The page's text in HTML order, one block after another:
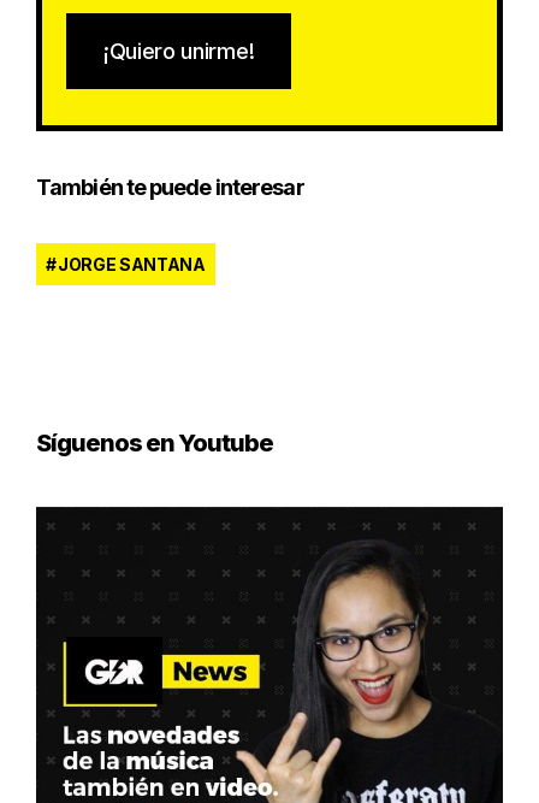
¡Quiero unirme!
También te puede interesar
JORGE SANTANA
Síguenos en Youtube